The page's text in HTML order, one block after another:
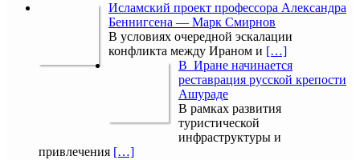
Исламский проект профессора Александра
Беннигсена — Марк Смирнов
В условиях очередной эскалации
конфликта между Ираном и […]
В Иране начинается
реставрация русской крепости
Ашураде
В рамках развития
туристической
инфраструктуры и
привлечения […]